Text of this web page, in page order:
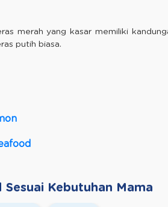
merah yang kasar memiliki
putih biasa.
Sesuai Kebutuhan Mama